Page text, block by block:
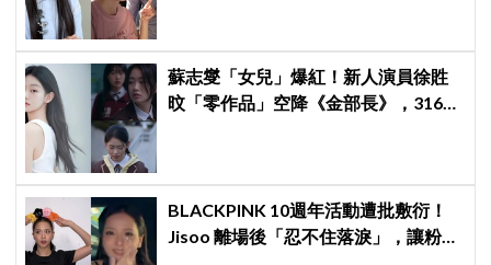
蘇志燮「女兒」爆紅！新人演員徐貹
旼「零作品」空降《金部長》，316萬
BLACKPINK 10週年活動遭批敷衍！
Jisoo 離場後「忍不住落淚」，讓粉絲